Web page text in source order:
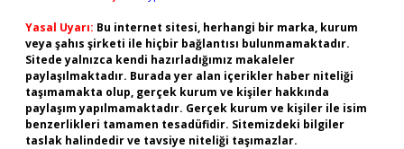
Yasal Uyarı: Bu internet sitesi, herhangi bir marka, kurum
veya şahıs şirketi ile hiçbir bağlantısı bulunmamaktadır.
Sitede yalnızca kendi hazırladığımız makaleler
paylaşılmaktadır. Burada yer alan içerikler haber niteliği
taşımamakta olup, gerçek kurum ve kişiler hakkında
paylaşım yapılmamaktadır. Gerçek kurum ve kişiler ile isim
benzerlikleri tamamen tesadüfidir. Sitemizdeki bilgiler
taslak halindedir ve tavsiye niteliği taşımazlar.